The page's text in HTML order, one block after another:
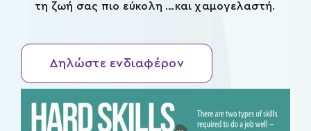
τη ζωή σας πιο εύκολη …και χαμογελαστή.
Δηλώστε ενδιαφέρον